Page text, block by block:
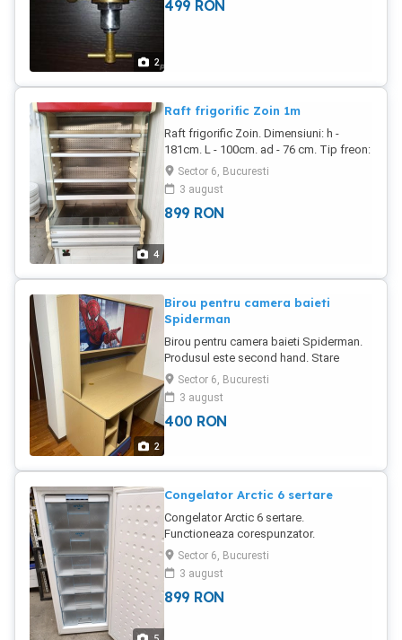
2
499 RON
4
Raft frigorific Zoin 1m
Raft frigorific Zoin. Dimensiuni: h -
181cm. L - 100cm. ad - 76 cm. Tip freon:
R404. Domeniu lucru: refrigerare.
Alimentare: 220V.
Sector 6, Bucuresti
3 august
899 RON
2
Birou pentru camera baieti
Spiderman
Birou pentru camera baieti Spiderman.
Produsul este second hand. Stare
perfecta, atat functional cat si estetic.
Sector 6, Bucuresti
3 august
400 RON
Congelator Arctic 6 sertare
Congelator Arctic 6 sertare.
Functioneaza corespunzator.
Dimensiuni: h - 135cm. L - 56cm. ad -
54cm Domeniu lucru: congelare.
Alimentare: 220V.
Sector 6, Bucuresti
3 august
899 RON